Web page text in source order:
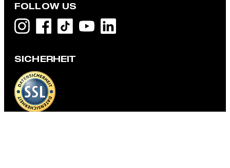
299,00 €
inkl. MwSt
FOLLOW US
SICHERHEIT